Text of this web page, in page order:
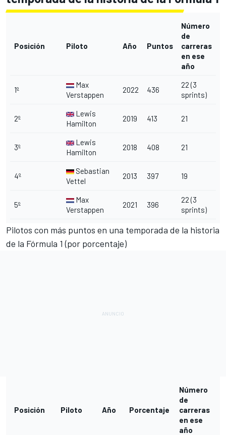
Posición Piloto Año Puntos
Número
de
carreras
en ese
año
1º
Max
Verstappen
2022 436
22 (3
sprints)
2º
Lewis
Hamilton
2019 413 21
3º
Lewis
Hamilton
2018 408 21
4º
Sebastian
Vettel
2013 397 19
5º
Max
Verstappen
2021 396
22 (3
sprints)
Pilotos con más puntos en una temporada de la historia
de la Fórmula 1 (por porcentaje)
Posición Piloto Año Porcentaje
Número
de
carreras
en ese
año